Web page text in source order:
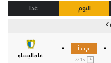
اليوم غدا
-
-
فاماليساو
لم تبدأ
22:15